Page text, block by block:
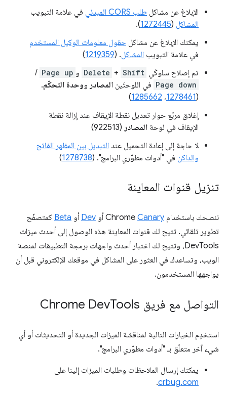
الإبلاغ عن مشاكل طلب CORS المبدئي
في علامة التبويب
المشاكل (
1272445
).
يمكنك الإبلاغ عن مشاكل حقول معلومات الوكيل المستخدم
في علامة التبويب المشاكل. (
1219359
)
تم إصلاح سلوكَي Shift
+
Delete و Page up
/
Page down في اللوحتَين المصادر ووحدة التحكّم.
(
1278461، 1285662
)
إغلاق مربّع حوار تعديل نقطة الإيقاف عند إزالة نقطة
الإيقاف في لوحة المصادر (922513)
لا حاجة إلى إعادة التحميل عند التبديل بين المظهر الفاتح
والداكن في "أدوات مطوّري البرامج". (1278738
)
تنزيل قنوات المعاينة
ننصحك باستخدام Chrome Canary أو Dev أو Beta كمتصفّح
تطوير تلقائي. تتيح لك قنوات المعاينة هذه الوصول إلى أحدث ميزات
DevTools، وتتيح لك اختبار أحدث واجهات برمجة التطبيقات لمنصة
الويب، وتساعدك في العثور على المشاكل في موقعك الإلكتروني قبل أن
يواجهها المستخدمون.
التواصل مع فريق Chrome Dev Tools
استخدِم الخيارات التالية لمناقشة الميزات الجديدة أو التحديثات أو أي
شيء آخر متعلّق بـ "أدوات مطوّري البرامج".
يمكنك إرسال الملاحظات وطلبات الميزات إلينا على
crbug.com
.